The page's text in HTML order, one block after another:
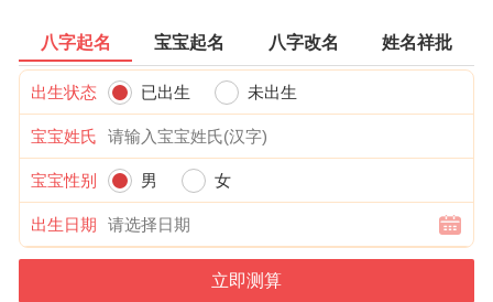
八字起名 宝宝起名 八字改名 姓名祥批
出生状态 已出生 未出生
宝宝姓氏
宝宝性别 男 女
出生日期